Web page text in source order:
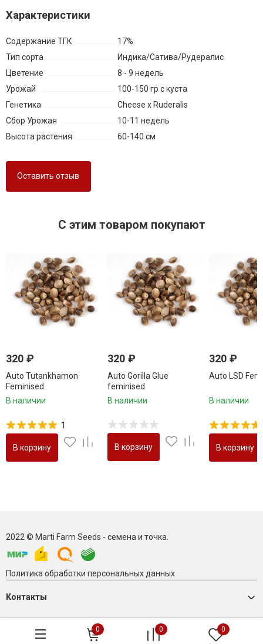
Характеристики
Содержание ТГК
17%
Тип сорта
Индика/Сатива/Рудералис
Цветение
8 - 9 недель
Урожай
100-150 гр с куста
Генетика
Cheese x Ruderalis
Сбор Урожая
10-11 недель
Высота растения
60-140 см
Оставить отзыв
C этим товаром покупают
320 ₽
Auto Tutankhamon
Feminised
В наличии
1
В корзину
320 ₽
Auto Gorilla Glue
feminised
В наличии
В корзину
320 ₽
Auto LSD
В наличии
В корзину
2022 © Marti Farm Seeds - семена и точка.
Политика обработки персональных данных
Контакты
0 0 0